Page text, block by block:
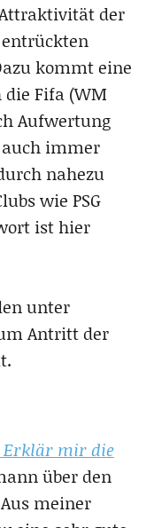
der
kommt eine
Fifa (WM
Aufwertung
auch immer
nahezu
wie PSG
ist hier
unter
Antritt der
Erklär mir die
über den
meiner